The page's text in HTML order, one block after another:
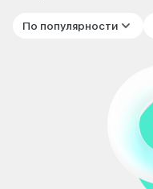
По популярности